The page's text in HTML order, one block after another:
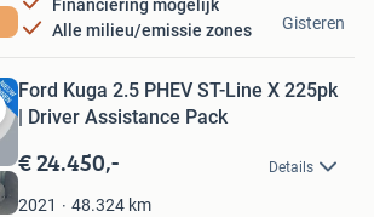
Financiering mogelijk
Alle milieu/emissie zones
Gisteren
Ford Kuga 2.5 PHEV ST-Line X 225pk
| Driver Assistance Pack
€ 24.450,- Details
2021 48.324 km